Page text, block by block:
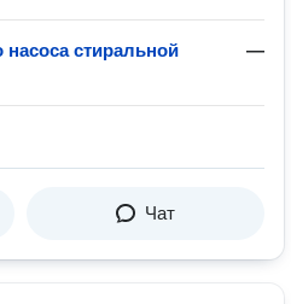
стиральной
—
Чат